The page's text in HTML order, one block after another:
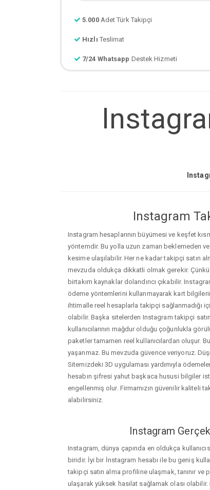
5.000 Adet Türk Takipçi
Hızlı Teslimat
7/24 Whatsapp Destek
Instagram
Instagram hesaplarının büyümesi ve keşfet
yöntemdir. Bu yolla uzun zaman beklemeden
kesime ulaşılabilir. Her ne kadar takipçi satın
mevzuda oldukça dikkatli olmak gerekir. Çünkü
birtakım kaynaklar dolandırıcı çıkabilir.
ödeme yöntemlerini kullanmayarak kart
ihtimalle reel hesaplarla takipçi sağlanmadığı
olabilir. Başka sitelerden Instagram takipçi
kullanıcılarının mağdur olduğu çoğunlukla
paketler tamamen reel kullanıcılardan oluşur.
yaşanmaz. Bu mevzuda güvence veriyoruz.
Sitemizdeki 3D uygulaması yardımıyla
hesabın şifresi yahut başkaca hususi bilgiler
engellenmiş olur. Firmamızın güvenilir kaliteli
alabilirsiniz.
Instagram
Instagram, dünya çapında en oldukça
biridir. İyi bir İnstagram hesabı ile bu geniş
takipçi satın alma profiline ulaşmak, tanınır
ulaşarak yüksek hasılat sağlamak olası